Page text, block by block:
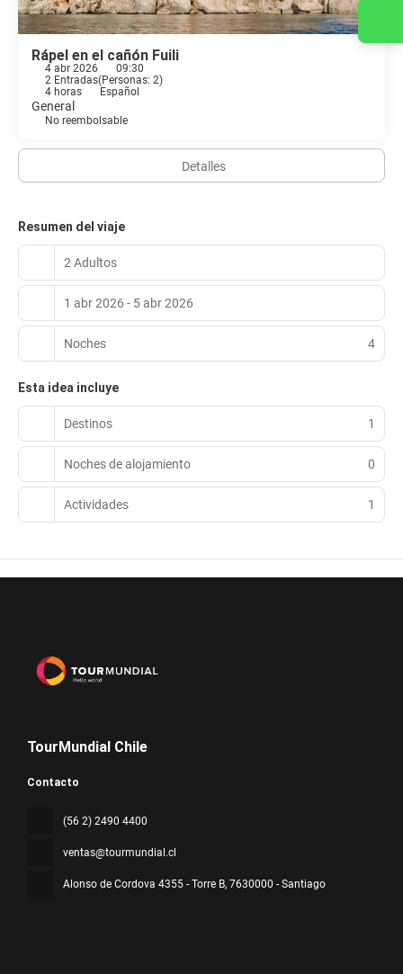
Rápel en el cañón Fuili
4 abr 2026
09:30
2 Entradas(Personas: 2)
4 horas
Español
General
No reembolsable
Detalles
Resumen del viaje
2 Adultos
1 abr 2026 - 5 abr 2026
Noches 4
Esta idea incluye
Destinos 1
Noches de alojamiento 0
Actividades 1
TourMundial Chile
Contacto
(56 2) 2490 4400
ventas@tourmundial.cl
Alonso de Cordova 4355 - Torre B, 7630000 - Santiago